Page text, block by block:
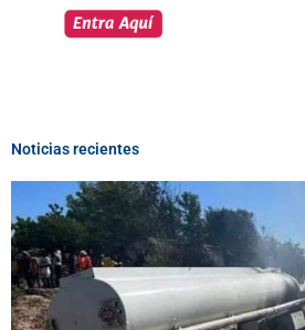
Noticias recientes